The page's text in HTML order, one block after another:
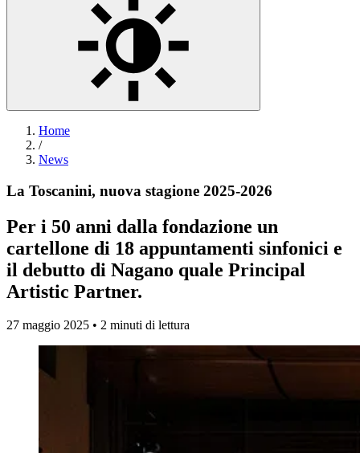
Home
/
News
La Toscanini, nuova stagione 2025-2026
Per i 50 anni dalla fondazione un
cartellone di 18 appuntamenti sinfonici e
il debutto di Nagano quale Principal
Artistic Partner.
27 maggio 2025 • 2 minuti di lettura